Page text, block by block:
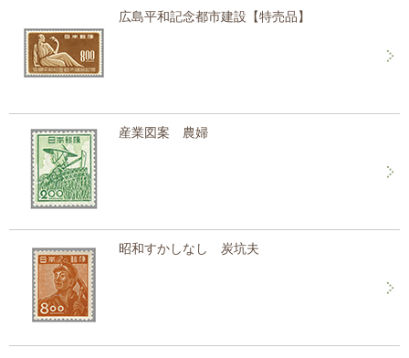
広島平和記念都市建設【特売品】
産業図案 農婦
昭和すかしなし 炭坑夫